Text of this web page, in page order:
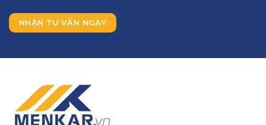
NHẬN TƯ VẤN NGAY